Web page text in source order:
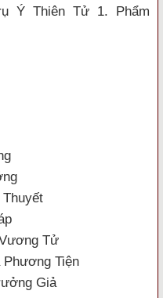
Ý Thiên Tử 1. Phẩm
Tử
Tiện
Giả